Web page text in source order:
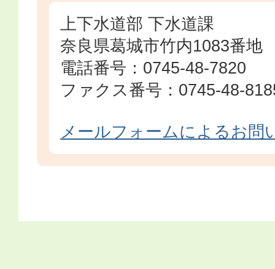
上下水道部 下水道課
奈良県葛城市竹内1083番地
電話番号：0745-48-7820
ファクス番号：0745-48-
メールフォームによるお問